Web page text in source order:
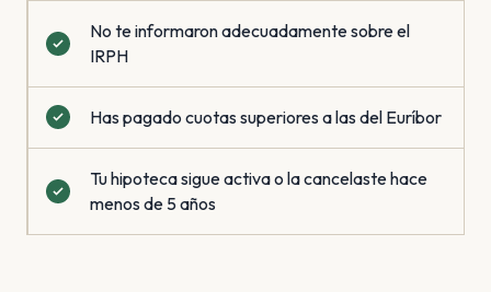
No te informaron adecuadamente sobre el
IRPH
Has pagado cuotas superiores a las del Euríbor
Tu hipoteca sigue activa o la cancelaste hace
menos de 5 años